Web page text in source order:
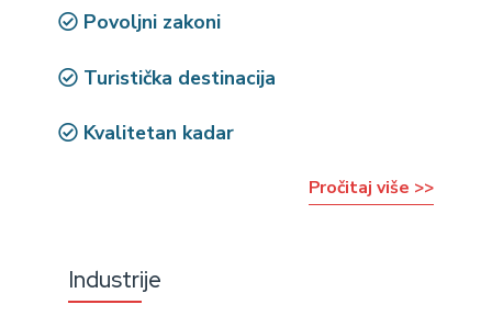
Povoljni zakoni
Turistička destinacija
Kvalitetan kadar
Pročitaj više >>
Industrije